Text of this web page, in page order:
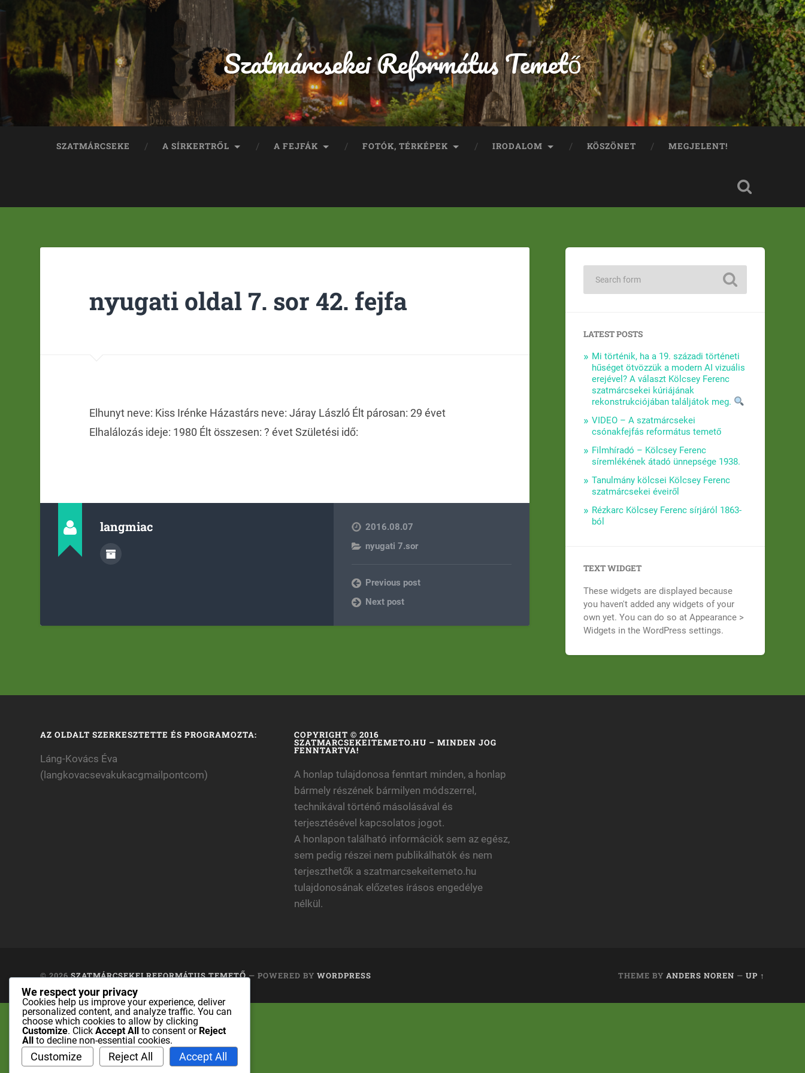
Szatmárcsekei Református Temető
SZATMÁRCSEKE A SÍRKERTRŐL A FEJFÁK FOTÓK, TÉRKÉPEK IRODALOM KÖSZÖNET MEGJELENT!
nyugati oldal 7. sor 42. fejfa
Elhunyt neve: Kiss Irénke Házastárs neve: Járay László Élt párosan: 29 évet
Elhalálozás ideje: 1980 Élt összesen: ? évet Születési idő:
langmiac
2016.08.07
nyugati 7.sor
Previous post
Next post
LATEST POSTS
Mi történik, ha a 19. századi történeti
hűséget ötvözzük a modern AI vizuális
erejével? A választ Kölcsey Ferenc
szatmárcsekei kúriájának
rekonstrukciójában találjátok meg.
VIDEO – A szatmárcsekei
csónakfejfás református temető
Filmhíradó – Kölcsey Ferenc
síremlékének átadó ünnepsége 1938.
Tanulmány kölcsei Kölcsey Ferenc
szatmárcsekei éveiről
Rézkarc Kölcsey Ferenc sírjáról 1863-
ból
TEXT WIDGET
These widgets are displayed because
you haven't added any widgets of your
own yet. You can do so at Appearance >
Widgets in the WordPress settings.
AZ OLDALT SZERKESZTETTE ÉS PROGRAMOZTA:
Láng-Kovács Éva
(langkovacsevakukacgmailpontcom)
COPYRIGHT © 2016
SZATMARCSEKEITEMETO.HU – MINDEN JOG
FENNTARTVA!
A honlap tulajdonosa fenntart minden, a honlap
bármely részének bármilyen módszerrel,
technikával történő másolásával és
terjesztésével kapcsolatos jogot.
A honlapon található információk sem az egész,
sem pedig részei nem publikálhatók és nem
terjeszthetők a szatmarcsekeitemeto.hu
tulajdonosának előzetes írásos engedélye
nélkül.
© 2026SZATMÁRCSEKEI REFORMÁTUS TEMETŐ— POWERED BYWORDPRESS THEME BY ANDERS NOREN — UP ↑
We respect your privacy
Cookies help us improve your experience, deliver
personalized content, and analyze traffic. You can
choose which cookies to allow by clicking
Customize. Click Accept All to consent or Reject
All
to decline non-essential cookies.
Customize Reject All Accept All